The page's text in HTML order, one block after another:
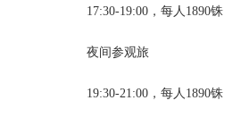
17:30-19:00，每人1890铢
夜间参观旅
19:30-21:00，每人1890铢